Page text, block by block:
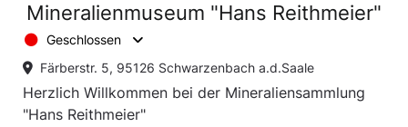
Mineralienmuseum "Hans Reithmeier"
Geschlossen
Färberstr. 5, 95126 Schwarzenbach a.d.Saale
Herzlich Willkommen bei der Mineraliensammlung
"Hans Reithmeier"